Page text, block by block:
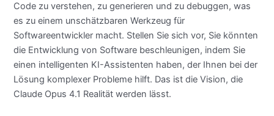
Code zu verstehen, zu generieren und zu debuggen, was
es zu einem unschätzbaren Werkzeug für
Softwareentwickler macht. Stellen Sie sich vor, Sie könnten
die Entwicklung von Software beschleunigen, indem Sie
einen intelligenten KI-Assistenten haben, der Ihnen bei der
Lösung komplexer Probleme hilft. Das ist die Vision, die
Claude Opus 4.1 Realität werden lässt.